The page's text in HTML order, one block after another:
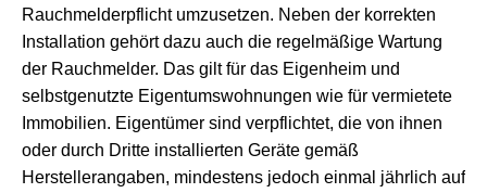
Rauchmelderpflicht umzusetzen. Neben der korrekten
Installation gehört dazu auch die regelmäßige Wartung
der Rauchmelder. Das gilt für das Eigenheim und
selbstgenutzte Eigentumswohnungen wie für vermietete
Immobilien. Eigentümer sind verpflichtet, die von ihnen
oder durch Dritte installierten Geräte gemäß
Herstellerangaben, mindestens jedoch einmal jährlich auf